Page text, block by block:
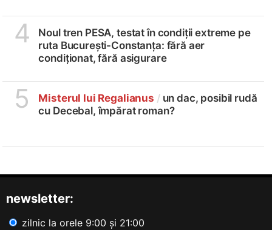
4
Noul tren PESA, testat în condiții extreme pe
ruta București-Constanța: fără aer
condiționat, fără asigurare
5 Misterul lui Regalianus /un dac, posibil rudă
cu Decebal, împărat roman?
newsletter:
zilnic la orele 9:00 și 21:00